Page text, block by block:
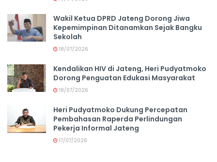
Wakil Ketua DPRD Jateng Dorong Jiwa
Kepemimpinan Ditanamkan Sejak Bangku
Sekolah
18/07/2026
Kendalikan HIV di Jateng, Heri Pudyatmoko
Dorong Penguatan Edukasi Masyarakat
18/07/2026
Heri Pudyatmoko Dukung Percepatan
Pembahasan Raperda Perlindungan
Pekerja Informal Jateng
17/07/2026